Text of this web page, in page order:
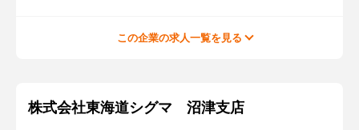
この企業の求人一覧を見る
株式会社東海道シグマ 沼津支店